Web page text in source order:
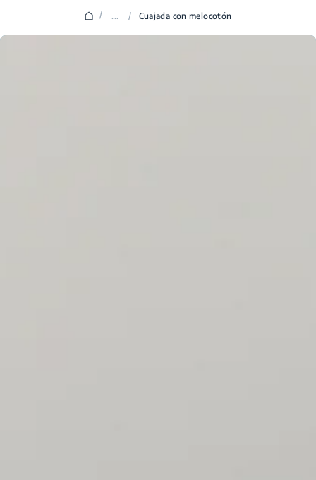
/ ... / Cuajada con melocotón